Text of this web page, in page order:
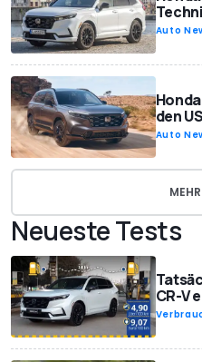
Auto
den
Auto
Neueste Tests
CR-V